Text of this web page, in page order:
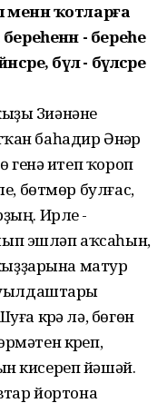
менән ҡотларға
- береһе
бүлә - бүләсәре
Зиәнәне
баһадир Әнүәр
генә итеп ҡороп
бөтмөр булғас,
Ирле -
эшләп аҡсаһын,
матур
күрә лә, бөгөн
күреп,
кисереп йәшәй.
йортона